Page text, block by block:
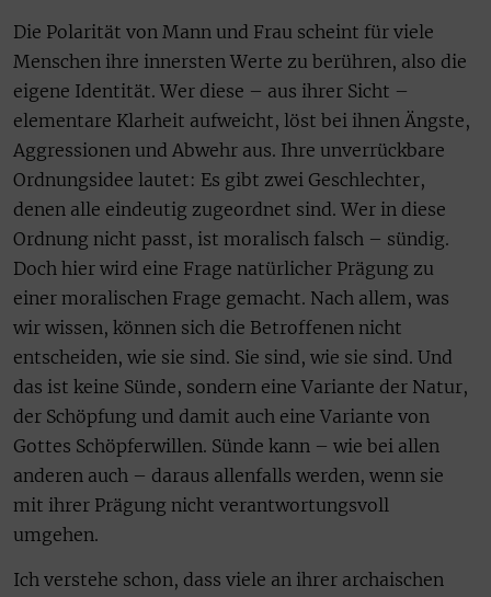
Die Polarität von Mann und Frau scheint für viele
Menschen ihre innersten Werte zu berühren, also die
eigene Identität. Wer diese – aus ihrer Sicht –
elementare Klarheit aufweicht, löst bei ihnen Ängste,
Aggressionen und Abwehr aus. Ihre unverrückbare
Ordnungsidee lautet: Es gibt zwei Geschlechter,
denen alle eindeutig zugeordnet sind. Wer in diese
Ordnung nicht passt, ist moralisch falsch – sündig.
Doch hier wird eine Frage natürlicher Prägung zu
einer moralischen Frage gemacht. Nach allem, was
wir wissen, können sich die Betroffenen nicht
entscheiden, wie sie sind. Sie sind, wie sie sind. Und
das ist keine Sünde, sondern eine Variante der Natur,
der Schöpfung und damit auch eine Variante von
Gottes Schöpferwillen. Sünde kann – wie bei allen
anderen auch – daraus allenfalls werden, wenn sie
mit ihrer Prägung nicht verantwortungsvoll
umgehen.
Ich verstehe schon, dass viele an ihrer archaischen